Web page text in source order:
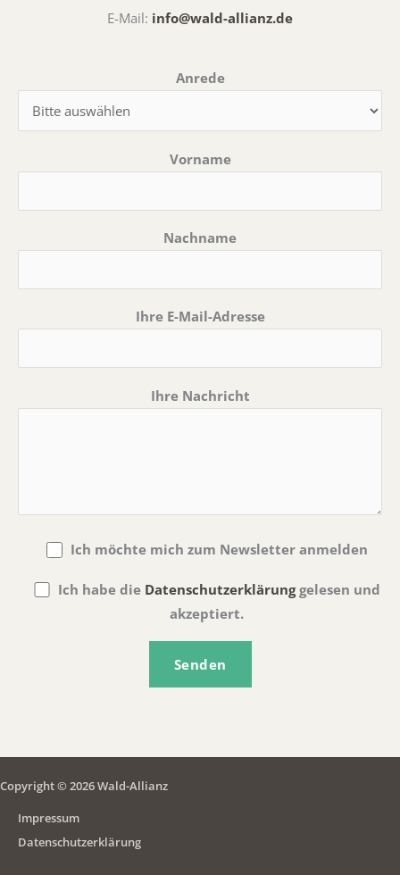
E-Mail: info@wald-allianz.de
Anrede
Vorname
Nachname
Ihre E-Mail-Adresse
Ihre Nachricht
Ich möchte mich zum Newsletter anmelden
Ich habe die Datenschutzerklärunggelesen und
akzeptiert.
Copyright © 2026 Wald-Allianz
Impressum
Datenschutzerklärung